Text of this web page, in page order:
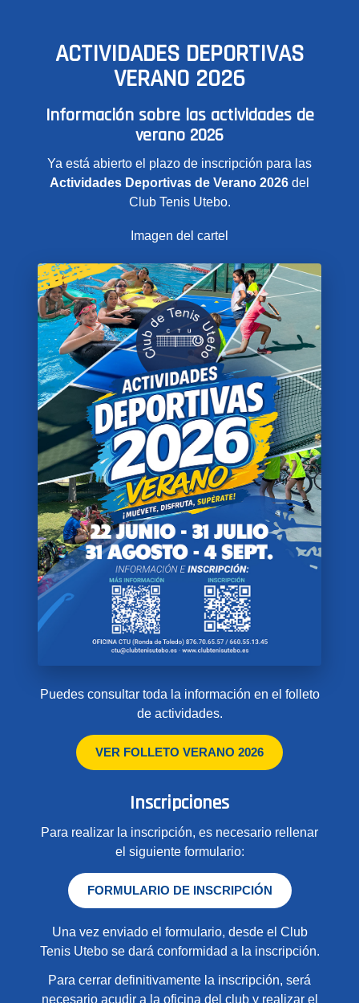
ACTIVIDADES DEPORTIVAS
VERANO 2026
Información sobre las actividades de
verano 2026
Ya está abierto el plazo de inscripción para las
Actividades Deportivas de Verano 2026 del
Club Tenis Utebo.
Imagen del cartel
Puedes consultar toda la información en el folleto
de actividades.
VER FOLLETO VERANO 2026
Inscripciones
Para realizar la inscripción, es necesario rellenar
el siguiente formulario:
FORMULARIO DE INSCRIPCIÓN
Una vez enviado el formulario, desde el Club
Tenis Utebo se dará conformidad a la inscripción.
Para cerrar definitivamente la inscripción, será
necesario acudir a la oficina del club y realizar el